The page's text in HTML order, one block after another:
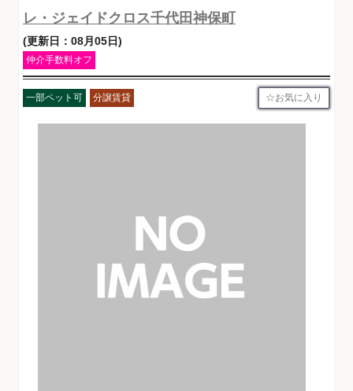
レ・ジェイドクロス千代田神保町
(更新日：08月05日)
仲介手数料オフ
一部ペット可 分譲賃貸 お気に入り